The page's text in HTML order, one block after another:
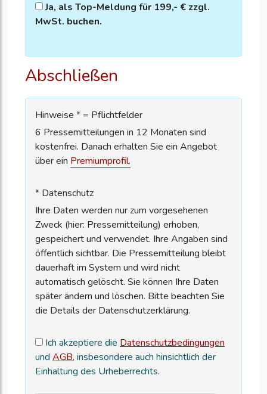
Ja, als Top-Meldung für 199,- € zzgl.
MwSt. buchen.
Abschließen
Hinweise * = Pflichtfelder
6 Pressemitteilungen in 12 Monaten sind
kostenfrei. Danach erhalten Sie ein Angebot
über ein Premiumprofil.
* Datenschutz
Ihre Daten werden nur zum vorgesehenen
Zweck (hier: Pressemitteilung) erhoben,
gespeichert und verwendet. Ihre Angaben sind
öffentlich sichtbar. Die Pressemitteilung bleibt
dauerhaft im System und wird nicht
automatisch gelöscht. Sie können Ihre Daten
später ändern und löschen. Bitte beachten Sie
die Details der Datenschutzerklärung.
Ich akzeptiere die Datenschutzbedingungen
und AGB, insbesondere auch hinsichtlich der
Einhaltung des Urheberrechts.